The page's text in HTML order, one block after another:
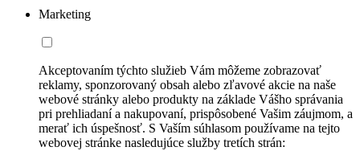
Marketing
Akceptovaním týchto služieb Vám môžeme zobrazovať
reklamy, sponzorovaný obsah alebo zľavové akcie na naše
webové stránky alebo produkty na základe Vášho správania
pri prehliadaní a nakupovaní, prispôsobené Vašim záujmom, a
merať ich úspešnosť. S Vaším súhlasom používame na tejto
webovej stránke nasledujúce služby tretích strán: